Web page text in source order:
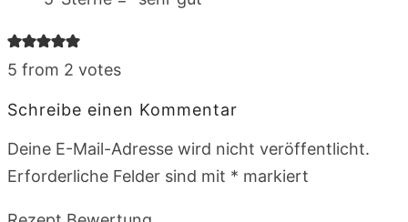
5 from 2 votes
Schreibe einen Kommentar
Deine E-Mail-Adresse wird nicht veröffentlicht.
Erforderliche Felder sind mit * markiert